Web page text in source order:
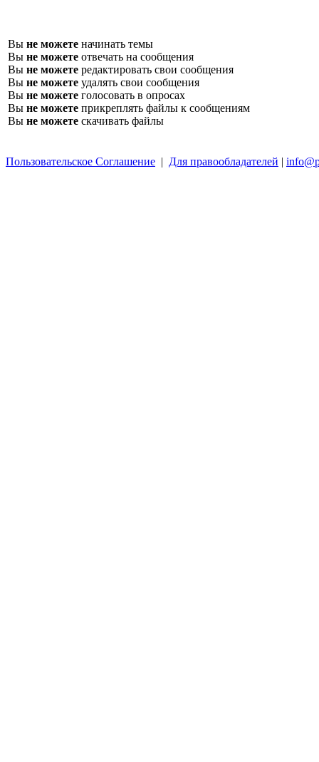
Вы не можете начинать темы
Вы не можете отвечать на сообщения
Вы не можете редактировать свои сообщения
Вы не можете удалять свои сообщения
Вы не можете голосовать в опросах
Вы не можете прикреплять файлы к сообщениям
Вы не можете скачивать файлы
Пользовательское Соглашение | Для правообладателей |